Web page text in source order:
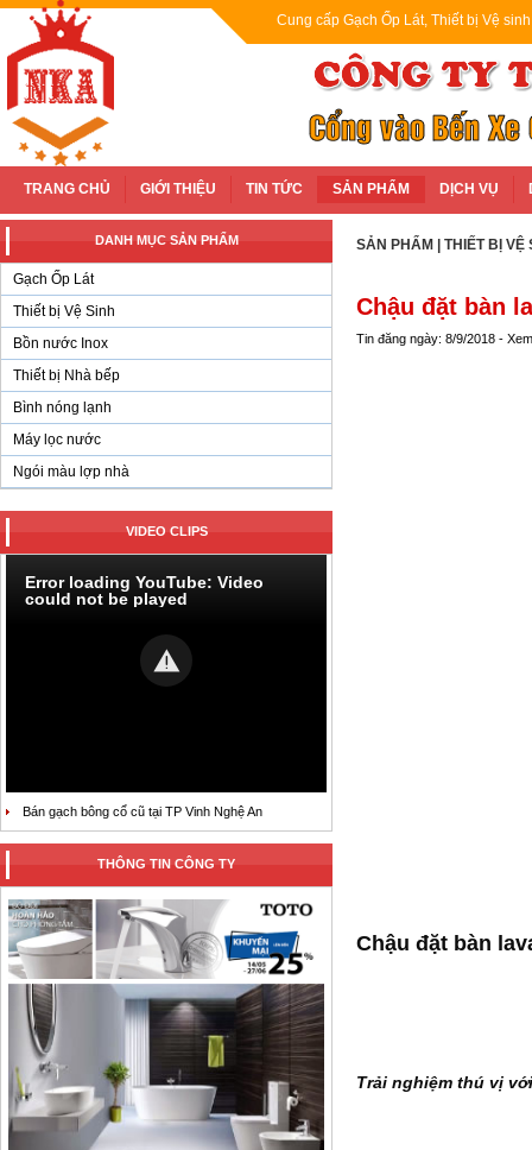
Cung cấp Gạch Ốp Lát, Thiết bị Vệ
TRANG CHỦ GIỚI THIỆU TIN TỨC SẢN PHẨM DỊCH VỤ
DANH MỤC SẢN PHẨM
Gạch Ốp Lát
Thiết bị Vệ Sinh
Bồn nước Inox
Thiết bị Nhà bếp
Bình nóng lạnh
Máy lọc nước
Ngói màu lợp nhà
VIDEO CLIPS
Error loading YouTube: Video
could not be played
Bán gạch bông cổ cũ tại TP Vinh Nghệ An
THÔNG TIN CÔNG TY
SẢN PHẨM THIẾT BỊ VỆ
Chậu đặt bàn
Tin đăng ngày: 8/9/2018 -
Chậu đặt bàn
Trải nghiệm thú vị